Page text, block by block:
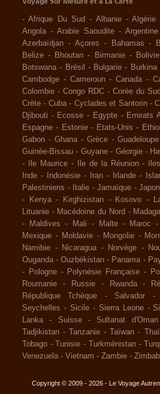
-Afrique Du Sud - Albanie -Algérie
Angola -Arabie Saoudite -Argentine
Azerbaïdjan - Açores - Bahamas -
Belize - Bhoutan - Birmanie - Bolivie
Botswana - Brésil - Bulgarie - Burkina
Cambodge - Cameroun - Canada -
Colombie - Congo RDC - Corée du Sud
Crète - Cuba - Cyclades et Santorin -
Djibouti - Ecosse - Egypte - Emirats
Espagne - Estonie - Etats-Unis -
Gabon - Ghana - Grèce - Guadeloupe
Guinée-Bissau - Guyane - Géorgie -
-
Ile Maurice - Ile de la Réunion -
Inde - Indonésie - Iran - Irlande -
Palestiniens - Italie - Jamaïque - Japon
-
Kenya - Kirghizistan - Kosovo -
Lituanie - Macédoine du Nord -
-
Maldives - Mali - Malte - Maroc -
Mexique - Moldavie - Mongolie -
Namibie - Nicaragua - Norvège -
Ouganda -Ouzbékistan - Panama -
-
Pologne - Polynésie Française -
Roumanie
- Russie - Rwanda -
République Tchèque
- Salvador -
Seychelles - Sicile - Sierra Leone -
Lanka
- Suisse - Sultanat d'Oman
Tadjikistan - Tanzanie - Taïwan -
Tobago - Tunisie - Turkménistan -
Venezuela - Vietnam - Zambie -
Copyright © 2009 - 2026 - Le Voyage